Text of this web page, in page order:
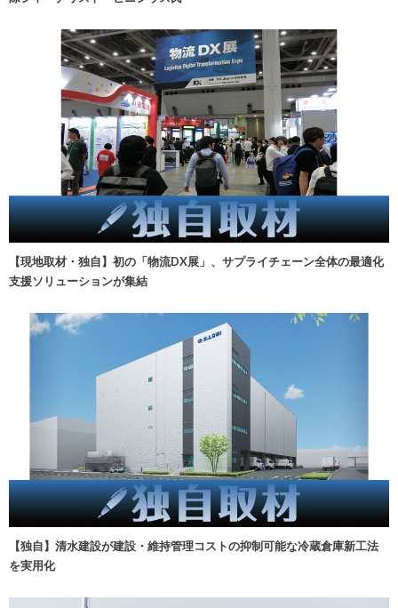
【現地取材・独自】初の「物流DX展」、サプライチェーン全体の最適化
支援ソリューションが集結
【独自】清水建設が建設・維持管理コストの抑制可能な冷蔵倉庫新工法
を実用化